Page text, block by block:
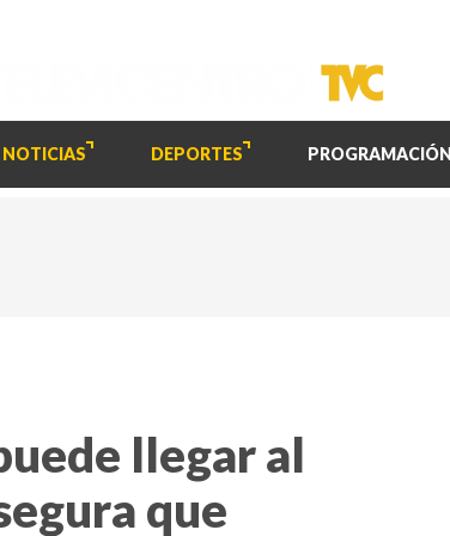
NOTICIAS DEPORTES PROGRAMACIÓN
llegar al
que